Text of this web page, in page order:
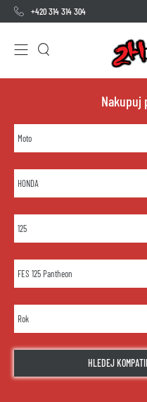
+420 314 314 304
Nakupuj
HLEDEJ